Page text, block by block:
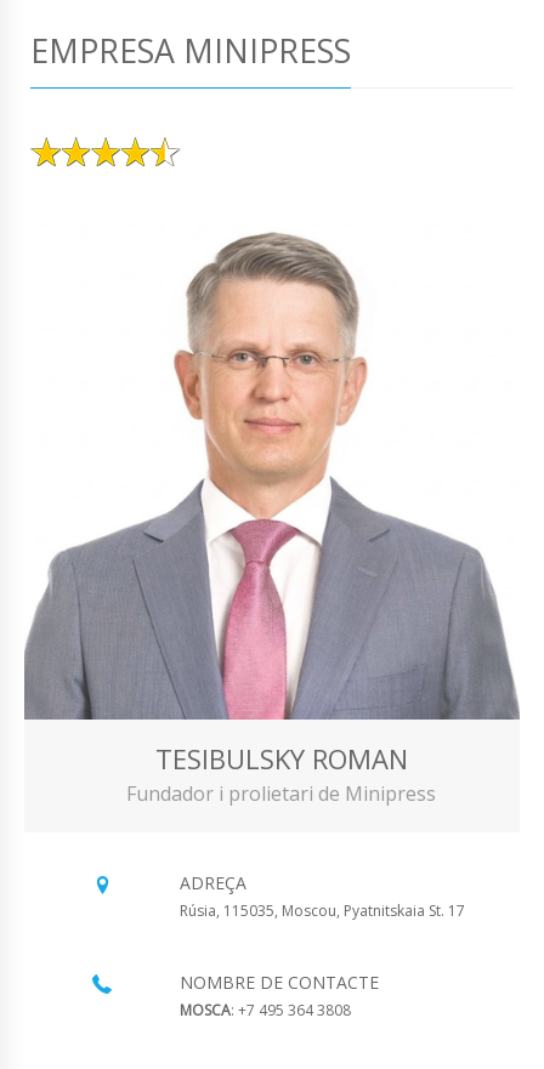
EMPRESA MINIPRESS
TESIBULSKY ROMAN
Fundador i prolietari de Minipress
ADREÇA
Rúsia, 115035, Moscou, Pyatnitskaia St. 17
NOMBRE DE CONTACTE
MOSCA: +7 495 364 3808